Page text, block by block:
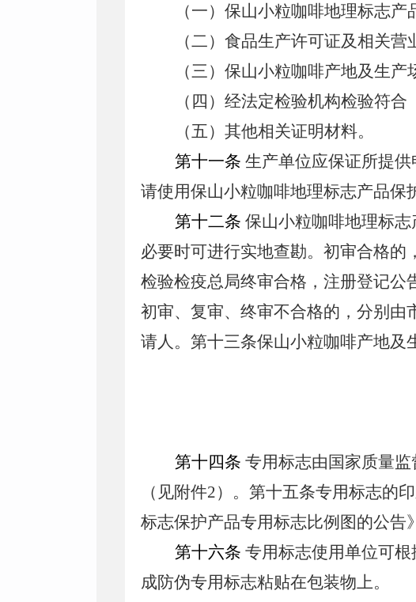
（一）保山小粒咖啡地理标志
（二）食品生产许可证及相关营
（三）保山小粒咖啡产地及生产
（四）经法定检验机构检验符
（五）其他相关证明材料。
第十一条 生产单位应保证所提
请使用保山小粒咖啡地理标志产品保
第十二条 保山小粒咖啡地理标
必要时可进行实地查勘。初审合格
检验检疫总局终审合格，注册登记公
初审、复审、终审不合格的，分别由
请人。第十三条保山小粒咖啡产地及
第十四条 专用标志由国家质量
（见附件2）。第十五条专用标志的
标志保护产品专用标志比例图的公告
第十六条 专用标志使用单位可
成防伪专用标志粘贴在包装物上。